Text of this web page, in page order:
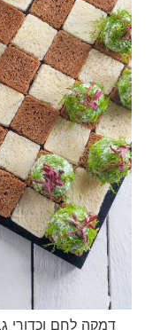
דמקה לחם וכדורי